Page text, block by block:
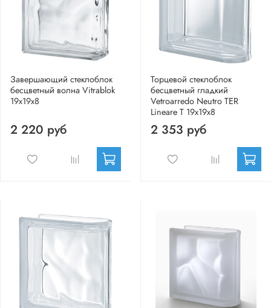
Завершающий стеклоблок
бесцветный волна Vitrablok
19x19x8
2 220 руб
Торцевой стеклоблок
бесцветный гладкий
Vetroarredo Neutro TER
Lineare T 19x19x8
2 353 руб